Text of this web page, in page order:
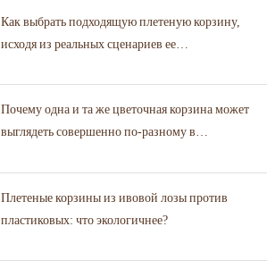
Как выбрать подходящую плетеную корзину,
исходя из реальных сценариев ее
Почему одна и та же цветочная корзина может
выглядеть совершенно по-разному в
Плетеные корзины из ивовой лозы против
пластиковых: что экологичнее?